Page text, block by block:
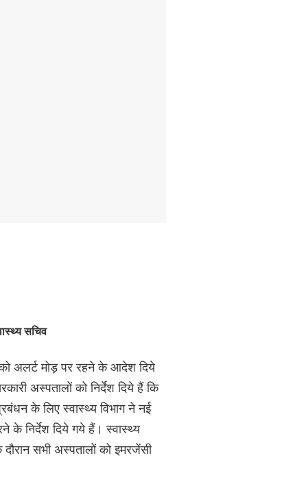
सचिव
अलर्ट मोड़ पर रहने के आदेश दिये
अस्पतालों को निर्देश दिये हैं कि
के लिए स्वास्थ्य विभाग ने नई
के निर्देश दिये गये हैं। स्वास्थ्य
सभी अस्पतालों को इमरजेंसी